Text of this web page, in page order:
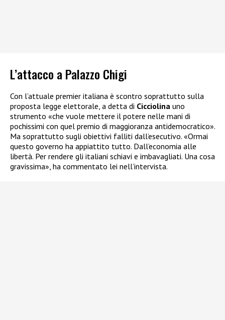
L’attacco a Palazzo Chigi
Con l’attuale premier italiana è scontro soprattutto sulla
proposta legge elettorale, a detta di Cicciolina uno
strumento «che vuole mettere il potere nelle mani di
pochissimi con quel premio di maggioranza antidemocratico».
Ma soprattutto sugli obiettivi falliti dall’esecutivo. «Ormai
questo governo ha appiattito tutto. Dall’economia alle
libertà. Per rendere gli italiani schiavi e imbavagliati. Una cosa
gravissima», ha commentato lei nell’intervista.